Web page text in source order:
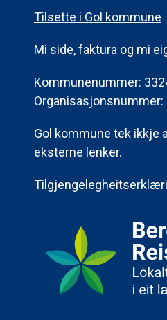
Tilsette i Gol kommune
Mi side, faktura og mi
Kommunenummer:
Organisasjonsnummer:
Gol kommune tek ikkje
eksterne lenker.